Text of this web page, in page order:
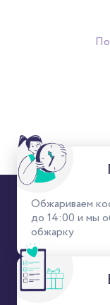
Обжариваем
до 14:00 и мы
обжарку